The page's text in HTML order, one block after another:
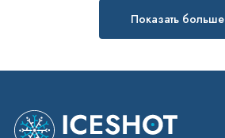
Показать больше